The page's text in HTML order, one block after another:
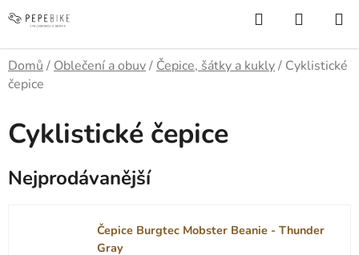
na
Hledat
KOŠÍK
Domů / Oblečení a obuv/ Čepice, šátky a kukly/ Cyklistické
čepice
Cyklistické čepice
Nejprodávanější
Čepice Burgtec Mobster Beanie - Thunder
Gray